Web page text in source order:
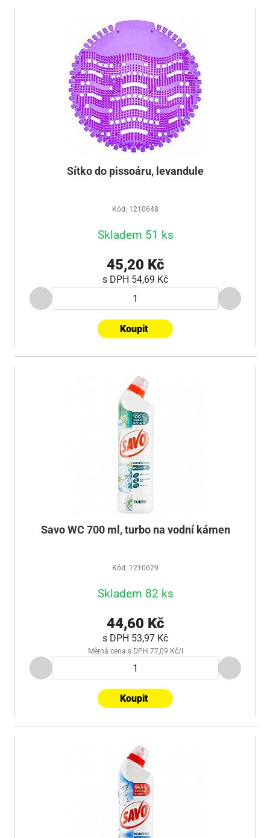
Sítko do pissoáru, levandule
Kód: 1210648
Skladem 51 ks
45,20 Kč
s DPH 54,69 Kč
Koupit
Savo WC 700 ml, turbo na vodní kámen
Kód: 1210629
Skladem 82 ks
44,60 Kč
s DPH 53,97 Kč
Měrná cena s DPH 77,09 Kč/l
Koupit